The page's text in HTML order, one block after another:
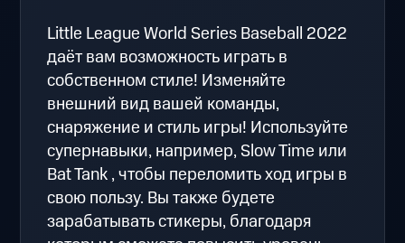
Little League World Series Baseball 2022
даёт вам возможность играть в
собственном стиле! Изменяйте
внешний вид вашей команды,
снаряжение и стиль игры! Используйте
супернавыки, например, Slow Time или
Bat Tank , чтобы переломить ход игры в
свою пользу. Вы также будете
зарабатывать стикеры, благодаря